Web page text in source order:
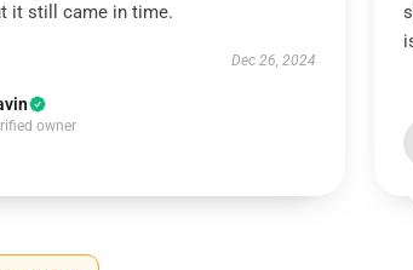
it still came in time.
Dec 26, 2024
owner